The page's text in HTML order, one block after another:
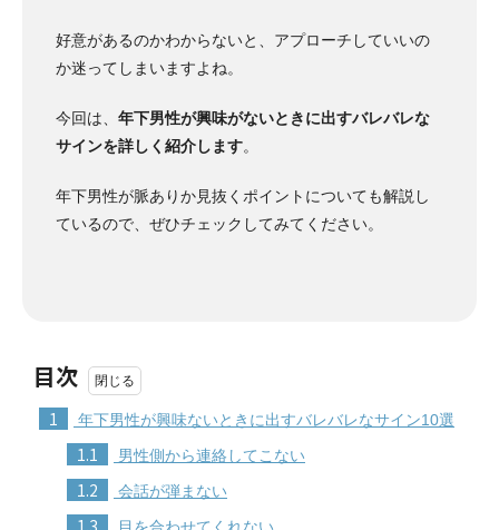
好意があるのかわからないと、アプローチしていいの
か迷ってしまいますよね。
今回は、 年下男性が興味がないときに出すバレバレな
サインを詳しく紹介します。
年下男性が脈ありか見抜くポイントについても解説し
ているので、ぜひチェックしてみてください。
目次
1 年下男性が興味ないときに出すバレバレなサイン10選
1.1 男性側から連絡してこない
1.2 会話が弾まない
1.3